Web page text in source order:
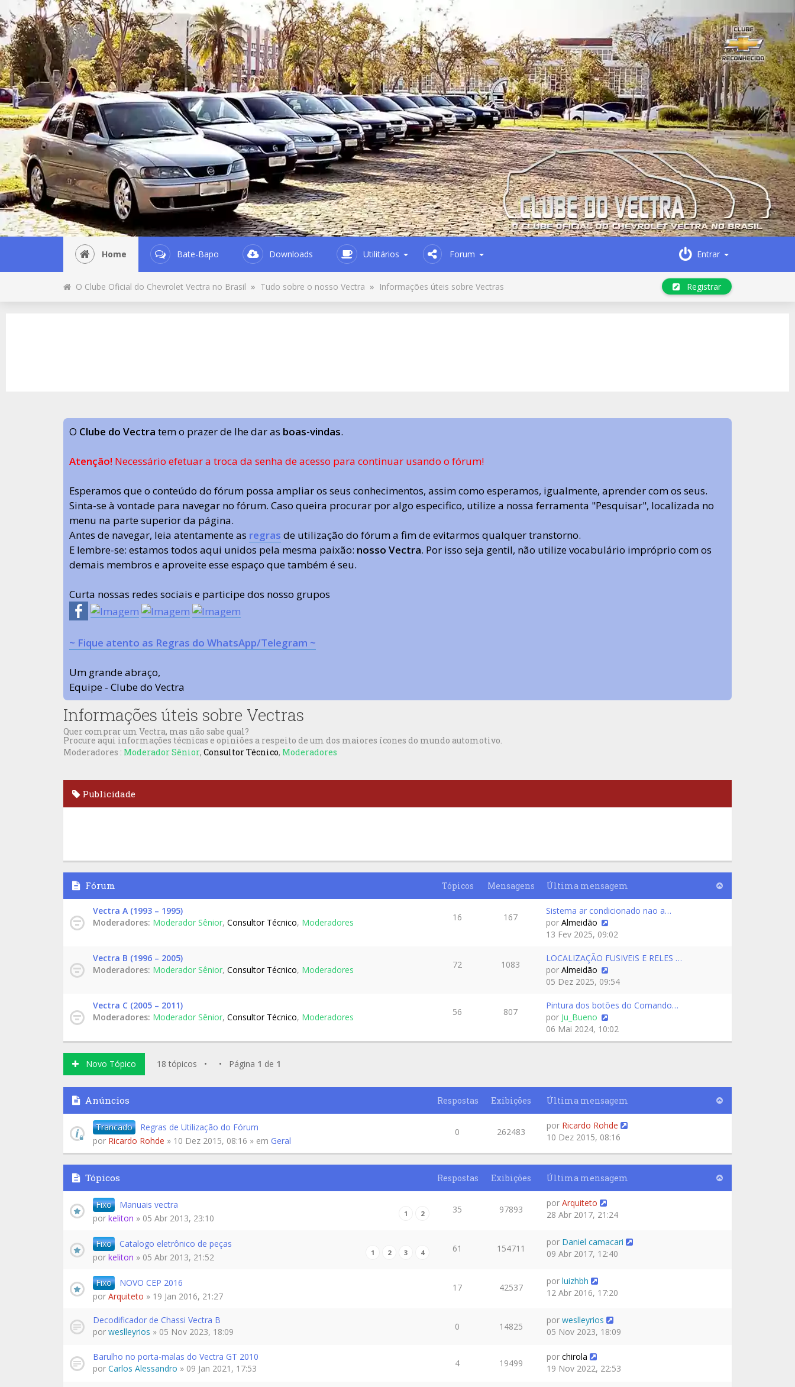
Home Bate-Bapo Downloads Utilitários Forum Entrar
O Clube Oficial do Chevrolet Vectra no Brasil » Tudo sobre o nosso Vectra » Informações úteis sobre Vectras Registrar
O Clube do Vectra tem o prazer de lhe dar as boas-vindas.
Atenção! Necessário efetuar a troca da senha de acesso para continuar usando o fórum!
Esperamos que o conteúdo do fórum possa ampliar os seus conhecimentos, assim como esperamos, igualmente, aprender com os seus.
Sinta-se à vontade para navegar no fórum. Caso queira procurar por algo especifico, utilize a nossa ferramenta "Pesquisar", localizada no
menu na parte superior da página.
Antes de navegar, leia atentamente as regras de utilização do fórum a fim de evitarmos qualquer transtorno.
E lembre-se: estamos todos aqui unidos pela mesma paixão: nosso Vectra. Por isso seja gentil, não utilize vocabulário impróprio com os
demais membros e aproveite esse espaço que também é seu.
Curta nossas redes sociais e participe dos nosso grupos
~ Fique atento as Regras do WhatsApp/Telegram ~
Um grande abraço,
Equipe - Clube do Vectra
Informações úteis sobre Vectras
Quer comprar um Vectra, mas não sabe qual?
Procure aqui informações técnicas e opiniões a respeito de um dos maiores ícones do mundo automotivo.
Moderadores : Moderador Sênior, Consultor Técnico, Moderadores
Publicidade
Fórum Tópicos Mensagens Última mensagem
Vectra A (1993 – 1995)
Moderadores: Moderador Sênior, Consultor Técnico, Moderadores 16 167
Sistema ar condicionado nao a…
por Almeidão
13 Fev 2025, 09:02
Vectra B (1996 – 2005)
Moderadores: Moderador Sênior, Consultor Técnico, Moderadores 72 1083
LOCALIZAÇÃO FUSIVEIS E RELES …
por Almeidão
05 Dez 2025, 09:54
Vectra C (2005 – 2011)
Moderadores: Moderador Sênior, Consultor Técnico, Moderadores 56 807
Pintura dos botões do Comando…
por Ju_Bueno
06 Mai 2024, 10:02
Novo Tópico 18 tópicos • • Página 1 de 1
Anúncios Respostas Exibições Última mensagem
Trancado
Regras de Utilização do Fórum
por Ricardo Rohde » 10 Dez 2015, 08:16 » em Geral
0 262483
por Ricardo Rohde
10 Dez 2015, 08:16
Tópicos Respostas Exibições Última mensagem
Fixo Manuais vectra
1 2
por keliton » 05 Abr 2013, 23:10
35 97893
por Arquiteto
28 Abr 2017, 21:24
Fixo Catalogo eletrônico de peças
1 2 3 4
por keliton » 05 Abr 2013, 21:52
61 154711
por Daniel camacari
09 Abr 2017, 12:40
Fixo
NOVO CEP 2016
por Arquiteto » 19 Jan 2016, 21:27
17 42537
por luizhbh
12 Abr 2016, 17:20
Decodificador de Chassi Vectra B
por weslleyrios » 05 Nov 2023, 18:09 0 14825
por weslleyrios
05 Nov 2023, 18:09
Barulho no porta-malas do Vectra GT 2010
por Carlos Alessandro » 09 Jan 2021, 17:53 4 19499
por chirola
19 Nov 2022, 22:53